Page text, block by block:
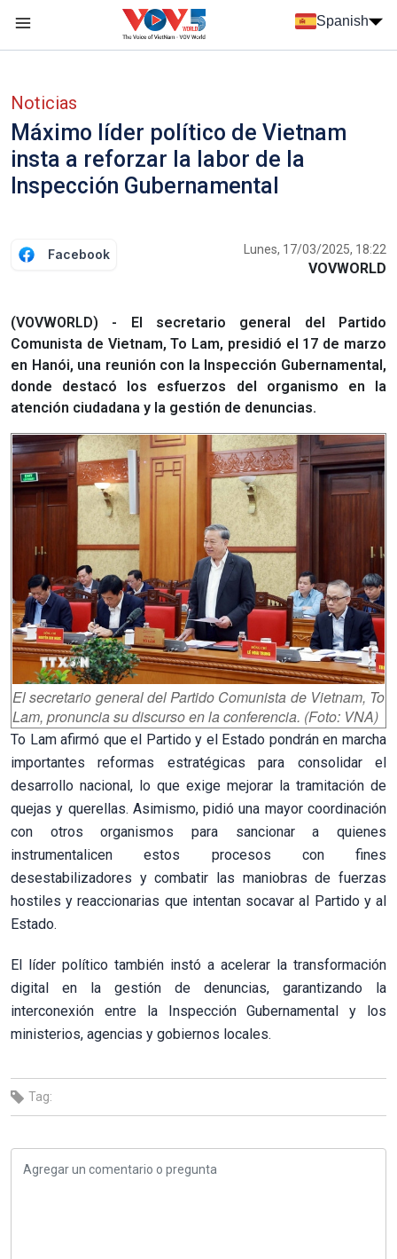
Spanish
Noticias
Máximo líder político de Vietnam
insta a reforzar la labor de la
Inspección Gubernamental
Facebook Lunes, 17/03/2025, 18:22
VOVWORLD
(VOVWORLD) - El secretario general del Partido
Comunista de Vietnam, To Lam, presidió el 17 de marzo
en Hanói, una reunión con la Inspección Gubernamental,
donde destacó los esfuerzos del organismo en la
atención ciudadana y la gestión de denuncias.
El secretario general del Partido Comunista de Vietnam, To
Lam, pronuncia su discurso en la conferencia. (Foto: VNA)
To Lam afirmó que el Partido y el Estado pondrán en marcha
importantes reformas estratégicas para consolidar el
desarrollo nacional, lo que exige mejorar la tramitación de
quejas y querellas. Asimismo, pidió una mayor coordinación
con otros organismos para sancionar a quienes
instrumentalicen estos procesos con fines
desestabilizadores y combatir las maniobras de fuerzas
hostiles y reaccionarias que intentan socavar al Partido y al
Estado.
El líder político también instó a acelerar la transformación
digital en la gestión de denuncias, garantizando la
interconexión entre la Inspección Gubernamental y los
ministerios, agencias y gobiernos locales.
Tag: